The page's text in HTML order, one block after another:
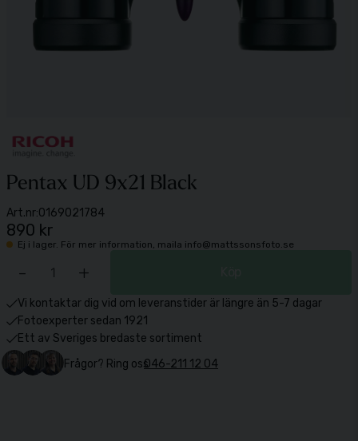
Pentax UD 9x21 Black
Art.nr:0169021784
890 kr
Ej i lager. För mer information, maila info@mattssonsfoto.se
- +
Vi kontaktar dig vid om leveranstider är längre än 5-7 dagar
Fotoexperter sedan 1921
Ett av Sveriges bredaste sortiment
Frågor? Ring oss046-211 12 04